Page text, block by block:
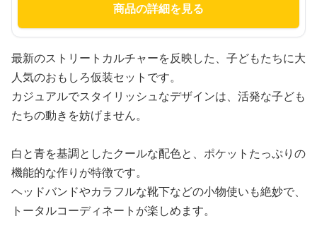
商品の詳細を見る
最新のストリートカルチャーを反映した、子どもたちに大
人気のおもしろ仮装セットです。
カジュアルでスタイリッシュなデザインは、活発な子ども
たちの動きを妨げません。
白と青を基調としたクールな配色と、ポケットたっぷりの
機能的な作りが特徴です。
ヘッドバンドやカラフルな靴下などの小物使いも絶妙で、
トータルコーディネートが楽しめます。